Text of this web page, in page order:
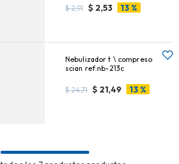
$2,91 $ 2,53 13 %
AGREGAR AL CARRITO
Nebulizador t \ compresor
scian ref:nb-213c
$24,71 $ 21,49 13 %